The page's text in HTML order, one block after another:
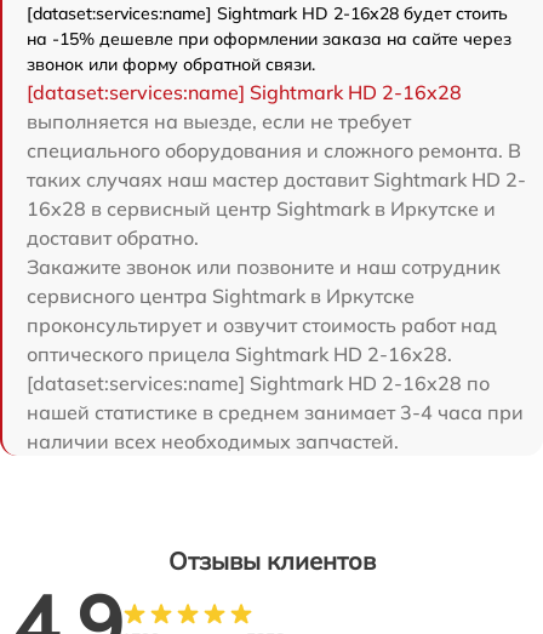
[dataset:services:name] Sightmark HD 2-16x28 будет стоить
на -15% дешевле при оформлении заказа на сайте через
звонок или форму обратной связи.
[dataset:services:name] Sightmark HD 2-16x28
выполняется на выезде, если не требует
специального оборудования и сложного ремонта. В
таких случаях наш мастер доставит Sightmark HD 2-
16x28 в сервисный центр Sightmark в Иркутске и
доставит обратно.
Закажите звонок или позвоните и наш сотрудник
сервисного центра Sightmark в Иркутске
проконсультирует и озвучит стоимость работ над
оптического прицела Sightmark HD 2-16x28.
[dataset:services:name] Sightmark HD 2-16x28 по
нашей статистике в среднем занимает 3-4 часа при
наличии всех необходимых запчастей.
Отзывы клиентов